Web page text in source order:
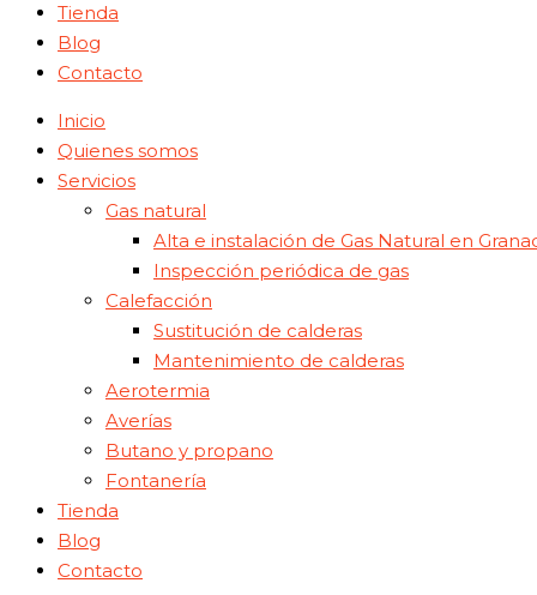
Tienda
Blog
Contacto
Inicio
Quienes somos
Servicios
Gas natural
Alta e instalación de Gas Natural en
Inspección periódica de gas
Calefacción
Sustitución de calderas
Mantenimiento de calderas
Aerotermia
Averías
Butano y propano
Fontanería
Tienda
Blog
Contacto